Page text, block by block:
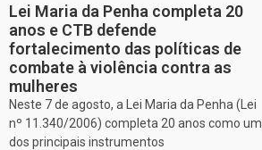
Lei Maria da Penha completa 20
anos e CTB defende
fortalecimento das políticas de
combate à violência contra as
mulheres
Neste 7 de agosto, a Lei Maria da Penha (Lei
nº 11.340/2006) completa 20 anos como um
dos principais instrumentos